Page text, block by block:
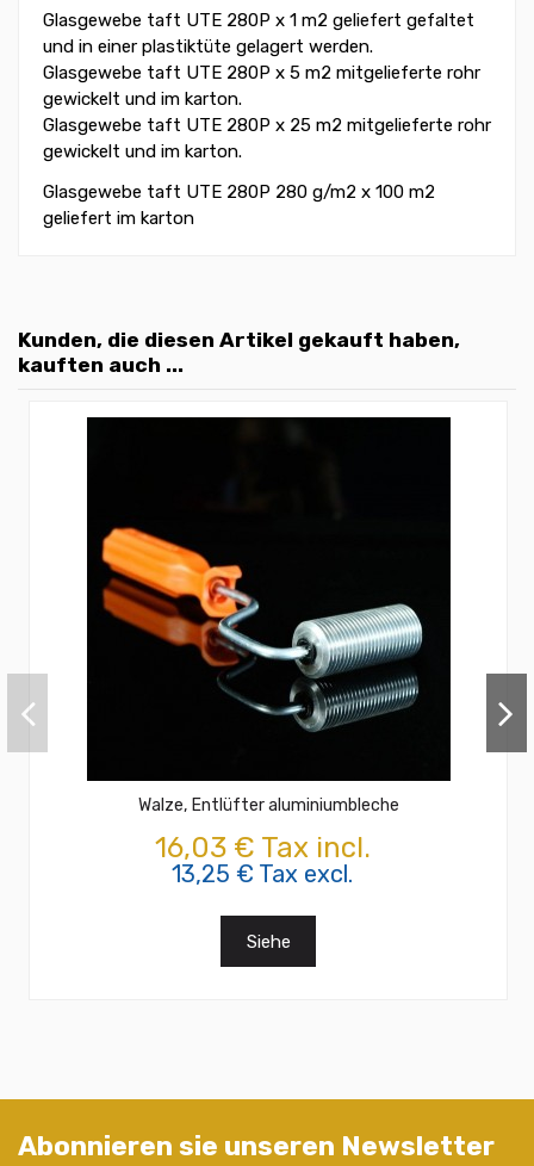
Glasgewebe taft UTE 280P x 1 m2 geliefert gefaltet
und in einer plastiktüte gelagert werden.
Glasgewebe taft UTE 280P x 5 m2 mitgelieferte rohr
gewickelt und im karton.
Glasgewebe taft UTE 280P x 25 m2 mitgelieferte rohr
gewickelt und im karton.
Glasgewebe taft UTE 280P 280 g/m2 x 100 m2
geliefert im karton
Kunden, die diesen Artikel gekauft haben,
kauften auch ...
Walze, Entlüfter aluminiumbleche
16,03 € Tax incl.
13,25 € Tax excl.
Siehe
Abonnieren sie unseren Newsletter